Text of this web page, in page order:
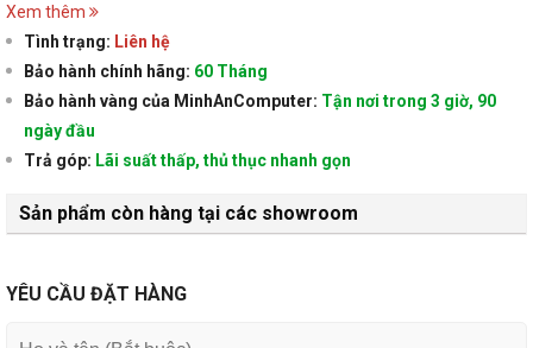
Xem thêm
Tình trạng: Liên hệ
Bảo hành chính hãng: 60 Tháng
Bảo hành vàng của MinhAnComputer: Tận nơi trong 3 giờ, 90
ngày đầu
Trả góp: Lãi suất thấp, thủ thục nhanh gọn
Sản phẩm còn hàng tại các showroom
YÊU CẦU ĐẶT HÀNG